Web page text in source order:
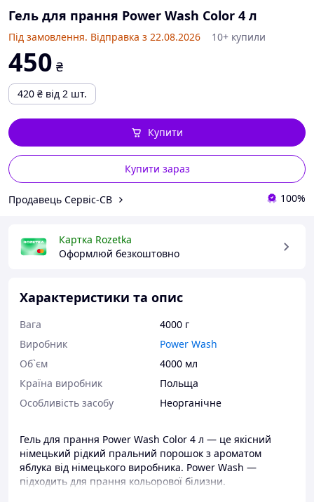
Гель для прання Power Wash Color 4 л
Під замовлення. Відправка з 22.08.2026 10+ купили
450 ₴
420 ₴ від 2 шт.
Купити зараз
Купити
Продавець Сервіс-СВ 100%
Картка Rozetka
Оформлюй безкоштовно
Характеристики та опис
Вага
4000 г
Виробник
Power Wash
Об`єм
4000 мл
Країна виробник
Польща
Особливість засобу
Неорганічне
Гель для прання Power Wash Color 4 л — це якісний
німецький рідкий пральний порошок з ароматом
яблука від німецького виробника. Power Wash —
підходить для прання кольорової білизни.